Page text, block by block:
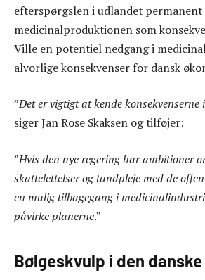
efterspørgslen i udlandet
medicinalproduktionen som
Ville en potentiel nedgang i
alvorlige konsekvenser for dansk
”Det er vigtigt at kende konsekvenserne
siger Jan Rose Skaksen og tilføjer:
”Hvis den nye regering har ambitioner
skattelettelser og tandpleje med de
en mulig tilbagegang i
påvirke planerne.”
Bølgeskvulp i den